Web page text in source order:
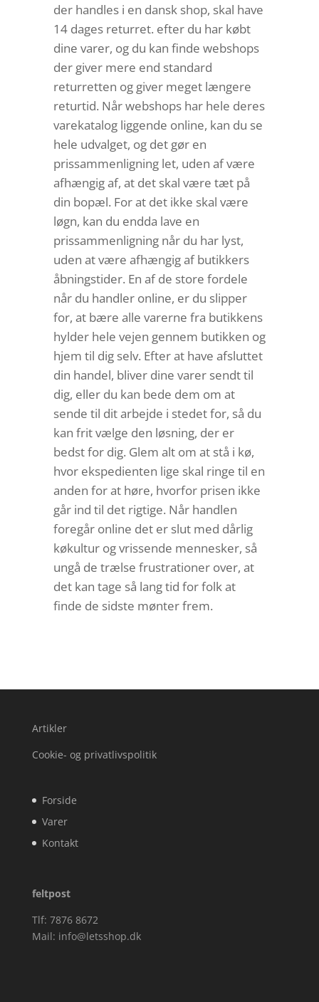
der handles i en dansk shop, skal have
14 dages returret. efter du har købt
dine varer, og du kan finde webshops
der giver mere end standard
returretten og giver meget længere
returtid. Når webshops har hele deres
varekatalog liggende online, kan du se
hele udvalget, og det gør en
prissammenligning let, uden af være
afhængig af, at det skal være tæt på
din bopæl. For at det ikke skal være
løgn, kan du endda lave en
prissammenligning når du har lyst,
uden at være afhængig af butikkers
åbningstider. En af de store fordele
når du handler online, er du slipper
for, at bære alle varerne fra butikkens
hylder hele vejen gennem butikken og
hjem til dig selv. Efter at have afsluttet
din handel, bliver dine varer sendt til
dig, eller du kan bede dem om at
sende til dit arbejde i stedet for, så du
kan frit vælge den løsning, der er
bedst for dig. Glem alt om at stå i kø,
hvor ekspedienten lige skal ringe til en
anden for at høre, hvorfor prisen ikke
går ind til det rigtige. Når handlen
foregår online det er slut med dårlig
køkultur og vrissende mennesker, så
ungå de trælse frustrationer over, at
det kan tage så lang tid for folk at
finde de sidste mønter frem.
Artikler
Cookie- og privatlivspolitik
Forside
Varer
Kontakt
feltpost
Tlf: 7876 8672
Mail: info@letsshop.dk